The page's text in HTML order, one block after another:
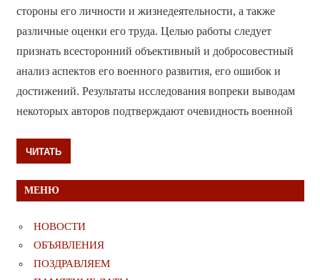
стороны его личности и жизнедеятельности, а также
различные оценки его труда. Целью работы следует
признать всесторонний объективный и добросовестный
анализ аспектов его военного развития, его ошибок и
достижений. Результаты исследования вопреки выводам
некоторых авторов подтверждают очевидность военной
ЧИТАТЬ
МЕНЮ
НОВОСТИ
ОБЪЯВЛЕНИЯ
ПОЗДРАВЛЯЕМ